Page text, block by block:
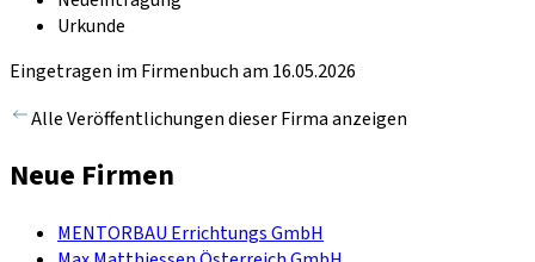
Urkunde
Eingetragen im Firmenbuch am 16.05.2026
Alle Veröffentlichungen dieser Firma anzeigen
Neue Firmen
MENTORBAU Errichtungs GmbH